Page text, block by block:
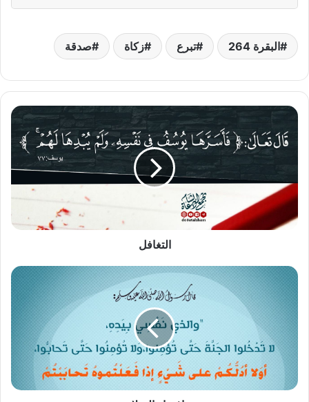
البقرة 264 تبرع زكاة صدقة
التغافل
التغافل
إفشاء